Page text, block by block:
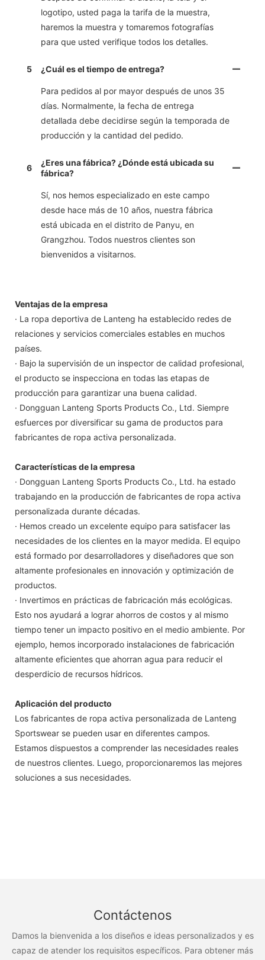
logotipo, usted paga la tarifa de la muestra,
haremos la muestra y tomaremos fotografías
para que usted verifique todos los detalles.
5 ¿Cuál es el tiempo de entrega?
Para pedidos al por mayor después de unos 35
días. Normalmente, la fecha de entrega
detallada debe decidirse según la temporada de
producción y la cantidad del pedido.
6
¿Eres una fábrica? ¿Dónde está ubicada su
fábrica?
Sí, nos hemos especializado en este campo
desde hace más de 10 años, nuestra fábrica
está ubicada en el distrito de Panyu, en
Grangzhou. Todos nuestros clientes son
bienvenidos a visitarnos.
Ventajas de la empresa
· La ropa deportiva de Lanteng ha establecido redes de
relaciones y servicios comerciales estables en muchos
países.
· Bajo la supervisión de un inspector de calidad profesional,
el producto se inspecciona en todas las etapas de
producción para garantizar una buena calidad.
· Dongguan Lanteng Sports Products Co., Ltd. Siempre
esfuerces por diversificar su gama de productos para
fabricantes de ropa activa personalizada.
Características de la empresa
· Dongguan Lanteng Sports Products Co., Ltd. ha estado
trabajando en la producción de fabricantes de ropa activa
personalizada durante décadas.
· Hemos creado un excelente equipo para satisfacer las
necesidades de los clientes en la mayor medida. El equipo
está formado por desarrolladores y diseñadores que son
altamente profesionales en innovación y optimización de
productos.
· Invertimos en prácticas de fabricación más ecológicas.
Esto nos ayudará a lograr ahorros de costos y al mismo
tiempo tener un impacto positivo en el medio ambiente. Por
ejemplo, hemos incorporado instalaciones de fabricación
altamente eficientes que ahorran agua para reducir el
desperdicio de recursos hídricos.
Aplicación del producto
Los fabricantes de ropa activa personalizada de Lanteng
Sportswear se pueden usar en diferentes campos.
Estamos dispuestos a comprender las necesidades reales
de nuestros clientes. Luego, proporcionaremos las mejores
soluciones a sus necesidades.
Contáctenos
Damos la bienvenida a los diseños e ideas personalizados y es
capaz de atender los requisitos específicos. Para obtener más